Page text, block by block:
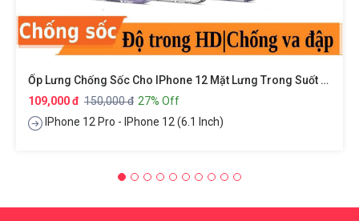
Ốp Lưng Chống Sốc Cho IPhone 12 Mặt Lưng Trong Suốt Siêu Mỏng 0.8mm Hiệu X-Level Sparkling Series
109,000 đ 150,000 đ 27% Off
IPhone 12 Pro - IPhone 12 (6.1 Inch)